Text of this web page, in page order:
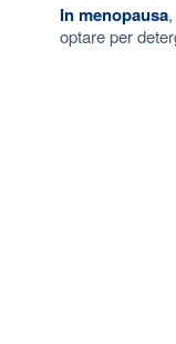
In menopausa
optare per